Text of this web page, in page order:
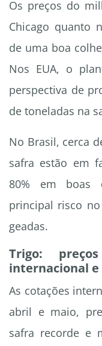
Os preços do
Chicago quanto
de uma boa
Nos EUA, o
perspectiva de
de toneladas na
No Brasil, cerca
safra estão em
80% em boas
principal risco
geadas.
Trigo:
internacional
As cotações
abril e maio,
safra recorde e